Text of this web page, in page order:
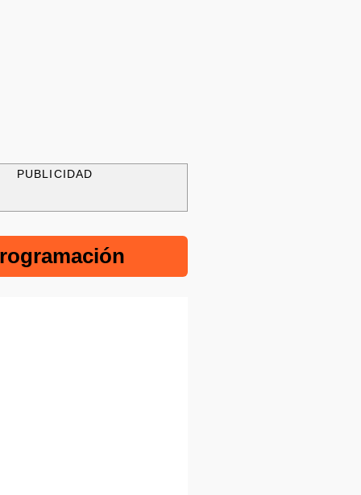
PUBLICIDAD